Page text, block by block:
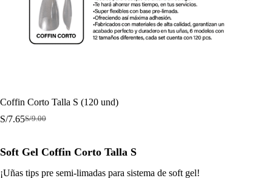
Coffin Corto Talla S (120 und)
S/9.00
El
era:
S/7.65El
es:
Soft Gel Coffin Corto Talla S
¡Uñas tips pre semi-limadas para sistema de soft gel!